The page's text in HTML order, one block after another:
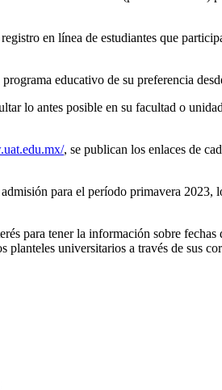
en línea de estudiantes que
educativo de su preferencia
lo antes posible en su facultad o
, se publican los enlaces de
para el período primavera
para tener la información sobre
universitarios a través de sus